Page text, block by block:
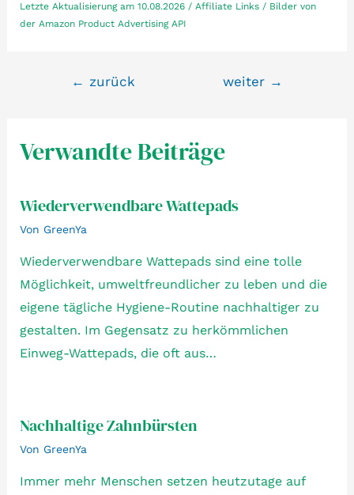
Letzte Aktualisierung am 10.08.2026 / Affiliate Links / Bilder von
der Amazon Product Advertising API
Beitragsnavigation
← zurück weiter →
Verwandte Beiträge
Wiederverwendbare Wattepads
Von GreenYa
Wiederverwendbare Wattepads sind eine tolle
Möglichkeit, umweltfreundlicher zu leben und die
eigene tägliche Hygiene-Routine nachhaltiger zu
gestalten. Im Gegensatz zu herkömmlichen
Einweg-Wattepads, die oft aus…
Nachhaltige Zahnbürsten
Von GreenYa
Immer mehr Menschen setzen heutzutage auf